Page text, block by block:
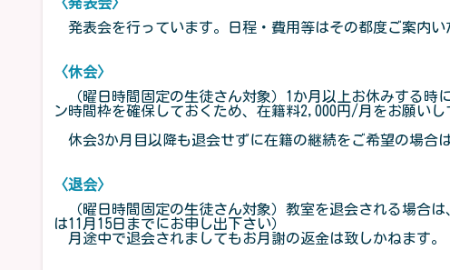
発表会を行っています。日程・費用等はその都度ご案内い
〈休会〉
（曜日時間固定の生徒さん対象）1か月以上お休みする時
ン時間枠を確保しておくため、在籍料2,000円/月をお願い
休会3か月目以降も退会せずに在籍の継続をご希望の場合
〈退会〉
（曜日時間固定の生徒さん対象）教室を退会される場合
は11月15日までにお申し出下さい）
月途中で退会されましてもお月謝の返金は致しかねます。